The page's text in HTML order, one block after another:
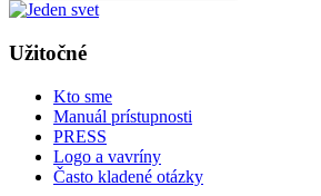
Užitočné
Kto sme
Manuál prístupnosti
PRESS
Logo a vavríny
Často kladené otázky